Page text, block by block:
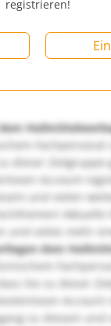
registrieren!
Fachpersonal
dieser
Account
und vielen
Aktuelle
und vieles mehr
dem
Sie zu dieser
Account
zu diesem